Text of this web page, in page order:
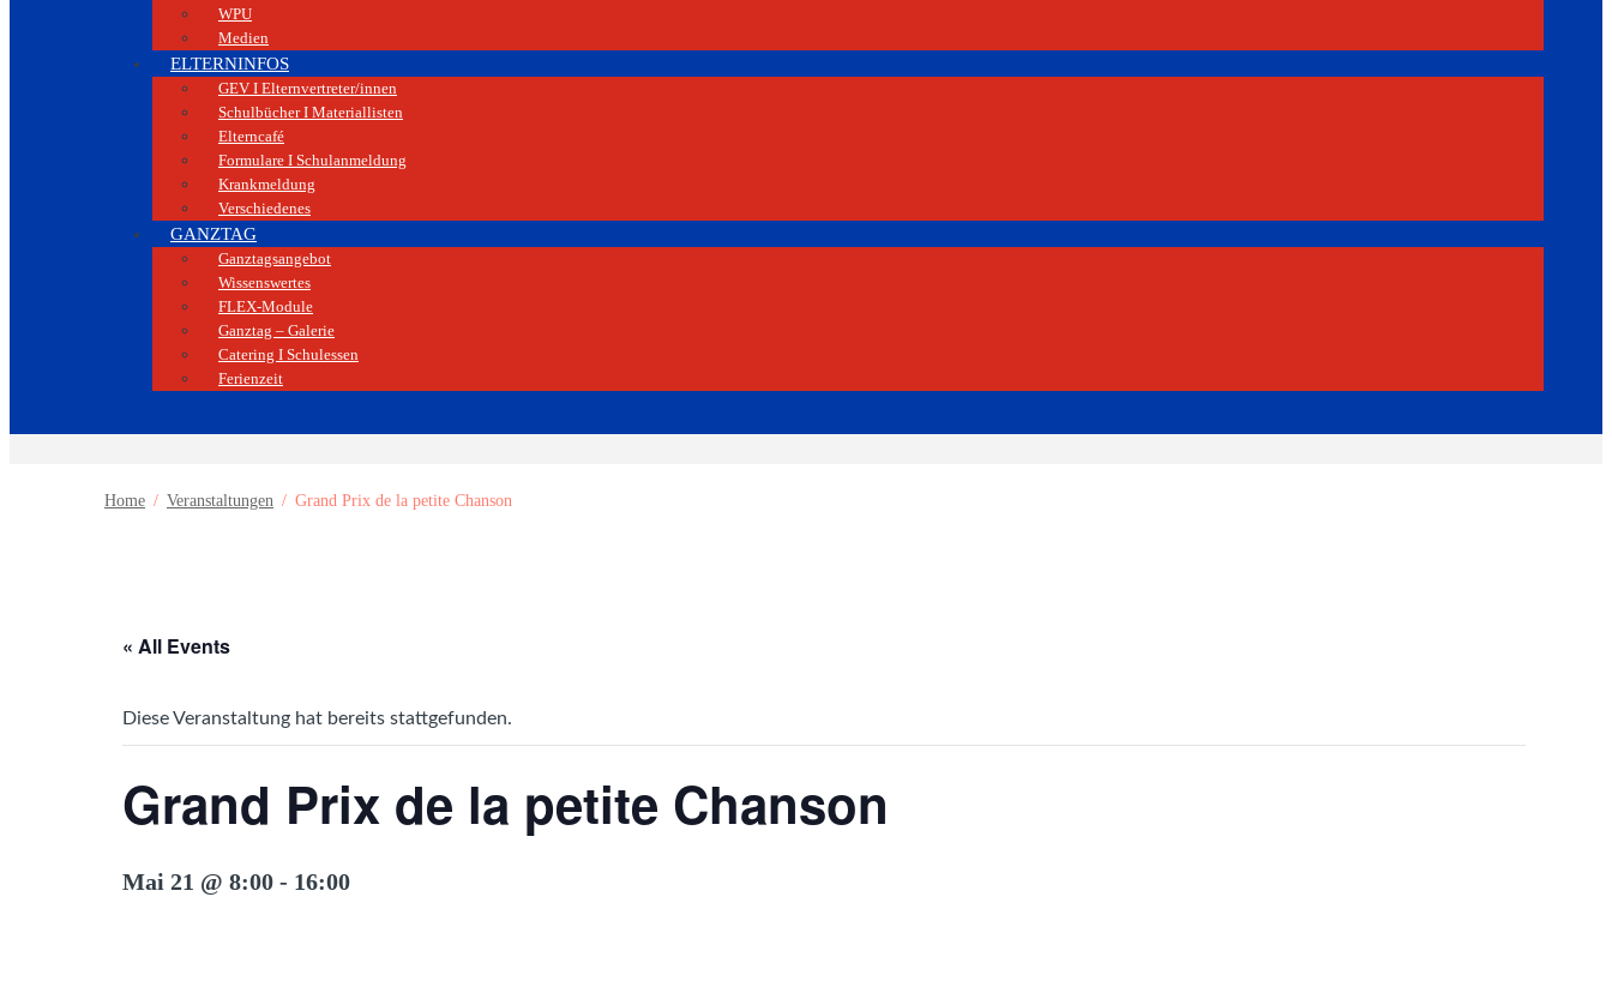
WPU
Medien
ELTERNINFOS
GEV I Elternvertreter/innen
Schulbücher I Materiallisten
Elterncafé
Formulare I Schulanmeldung
Krankmeldung
Verschiedenes
GANZTAG
Ganztagsangebot
Wissenswertes
FLEX-Module
Ganztag – Galerie
Catering I Schulessen
Ferienzeit
Home Veranstaltungen Grand Prix de la petite Chanson
« All Events
Diese Veranstaltung hat bereits stattgefunden.
Grand Prix de la petite Chanson
Mai 21 @ 8:00 - 16:00